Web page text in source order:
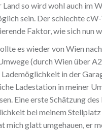
Land so wird wohl auch im
sein. Der schlechte
Faktor, wie sich nun
es wieder von Wien
(durch Wien über
Lademöglichkeit in der
Ladestation in meiner
Eine erste Schätzung
bei meinem
mich glatt umgehauen, er